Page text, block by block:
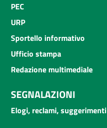
PEC
URP
Sportello informativo
Ufficio stampa
Redazione multimediale
SEGNALAZIONI
Elogi, reclami, suggerimenti